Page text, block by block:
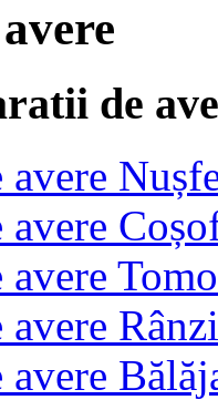
de
avere
avere
avere
avere
avere